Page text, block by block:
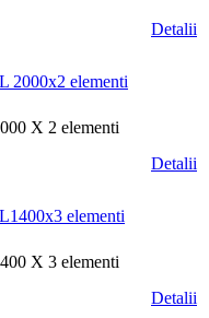
Detalii
2000x2 elementi
X 2 elementi
Detalii
elementi
X 3 elementi
Detalii